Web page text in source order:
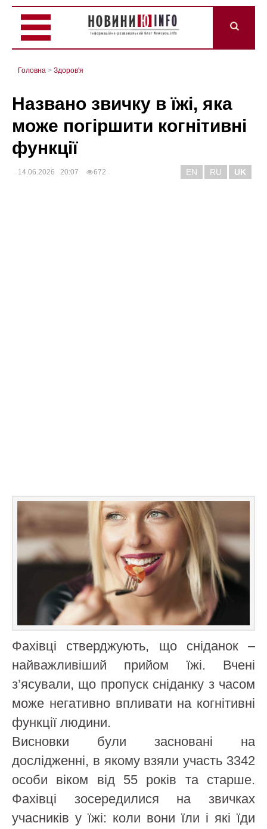
Головна > Здоров'я
Названо звичку в їжі, яка
може погіршити когнітивні
функції
14.06.2026 20:07 672 EN RU UK
Фахівці стверджують, що сніданок –
найважливіший прийом їжі. Вчені
з’ясували, що пропуск сніданку з часом
може негативно впливати на когнітивні
функції людини.
Висновки були засновані на
дослідженні, в якому взяли участь 3342
особи віком від 55 років та старше.
Фахівці зосередилися на звичках
учасників у їжі: коли вони їли і які їди